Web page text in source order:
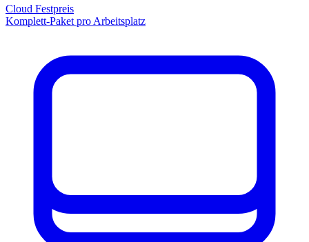
Cloud Festpreis
Komplett-Paket pro Arbeitsplatz